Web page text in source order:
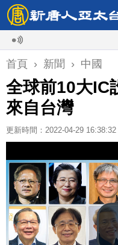
颱
首頁 › 新聞 › 中國
全球前10大IC
來自台灣
更新時間：2022-04-29 16:38:32